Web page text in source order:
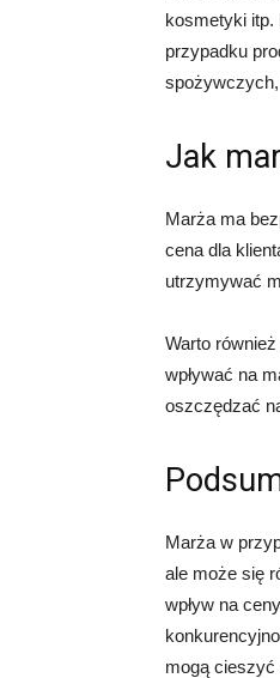
kosmetyki itp.
przypadku
Jak
Marża ma
cena dla
utrzymywać
Warto
wpływać na
oszczędzać
Marża w
ale może się
wpływ na
mogą cieszyć